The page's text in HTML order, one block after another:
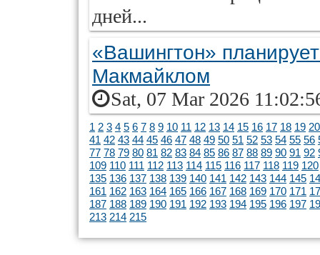
дней...
«Вашингтон»
Макмайклом
Sat, 07 Mar 2026
1 2 3 4 5 6 7 8 9 10 11 12 13 14 15 16 17 18 19 20
41 42 43 44 45 46 47 48 49 50 51 52 53 54 55 56
77 78 79 80 81 82 83 84 85 86 87 88 89 90 91 92
109 110 111 112 113 114 115 116 117 118 119 120
135 136 137 138 139 140 141 142 143 144 145
161 162 163 164 165 166 167 168 169 170 171
187 188 189 190 191 192 193 194 195 196 197
213 214 215